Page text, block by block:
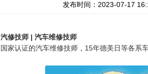
发布时间：2023-07-17
汽修技师 | 汽车维修技师